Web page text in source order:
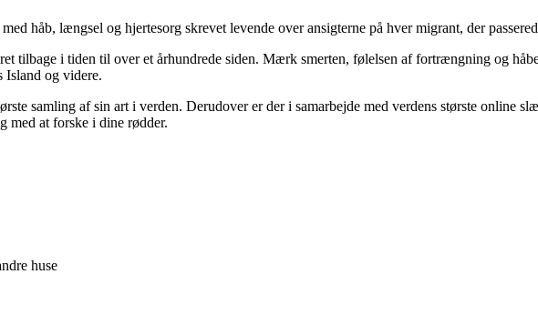
håb, længsel og hjertesorg skrevet levende over ansigterne på hver migrant, der
tilbage i tiden til over et århundrede siden. Mærk smerten, følelsen af fortrængning og
Island og videre.
samling af sin art i verden. Derudover er der i samarbejde med verdens største online
med at forske i dine rødder.
huse